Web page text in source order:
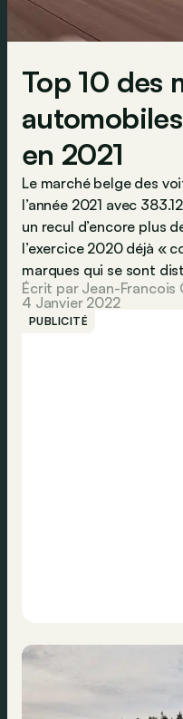
Top 10 des
en 2021
Le marché belge des
l’année 2021 avec
un recul d’encore plus
l’exercice 2020 déjà «
marques qui se sont
Écrit par Jean-Francois
4 Janvier 2022
PUBLICITÉ